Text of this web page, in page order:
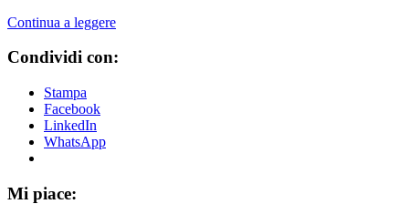
Continua a leggere
Condividi con:
Stampa
Facebook
LinkedIn
WhatsApp
Mi piace: